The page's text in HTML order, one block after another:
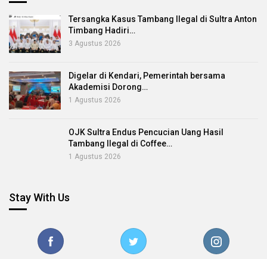
Tersangka Kasus Tambang Ilegal di Sultra Anton
Timbang Hadiri…
3 Agustus 2026
Digelar di Kendari, Pemerintah bersama
Akademisi Dorong…
1 Agustus 2026
OJK Sultra Endus Pencucian Uang Hasil
Tambang Ilegal di Coffee…
1 Agustus 2026
Stay With Us